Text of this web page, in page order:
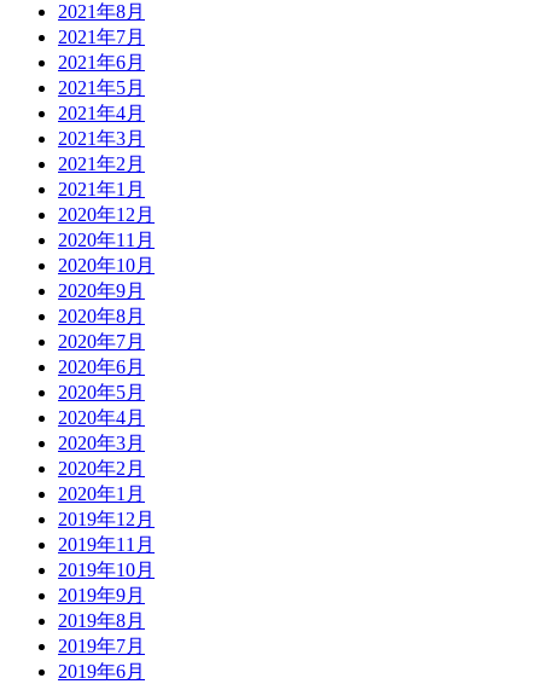
2021年8月
2021年7月
2021年6月
2021年5月
2021年4月
2021年3月
2021年2月
2021年1月
2020年12月
2020年11月
2020年10月
2020年9月
2020年8月
2020年7月
2020年6月
2020年5月
2020年4月
2020年3月
2020年2月
2020年1月
2019年12月
2019年11月
2019年10月
2019年9月
2019年8月
2019年7月
2019年6月